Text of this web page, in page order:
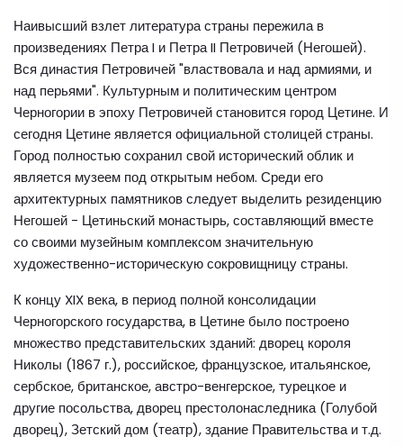
Наивысший взлет литература страны пережила в
произведениях Петра I и Петра II Петровичей (Негошей).
Вся династия Петровичей "властвовала и над армиями, и
над перьями". Культурным и политическим центром
Черногории в эпоху Петровичей становится город Цетине. И
сегодня Цетине является официальной столицей страны.
Город полностью сохранил свой исторический облик и
является музеем под открытым небом. Среди его
архитектурных памятников следует выделить резиденцию
Негошей - Цетиньский монастырь, составляющий вместе
со своими музейным комплексом значительную
художественно-историческую сокровищницу страны.
К концу XIX века, в период полной консолидации
Черногорского государства, в Цетине было построено
множество представительских зданий: дворец короля
Николы (1867 г.), российское, французское, итальянское,
сербское, британское, австро-венгерское, турецкое и
другие посольства, дворец престолонаследника (Голубой
дворец), Зетский дом (театр), здание Правительства и т.д.